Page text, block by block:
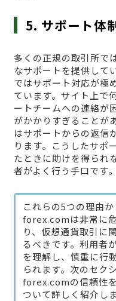
5. サポート体
多くの正規の取引所で
なサポートを提供し
ではサポート対応が極
ています。サイト上で
ートチームへの連絡が
がかかりすぎることが
はサポートからの返信
ります。こうしたサポ
たときに助けを得られ
者がよく行う手口です。
これらの5つの理由
forex.comは非常に
り、仮想通貨取引に
るべきです。利用者
を理解し、慎重に行
られます。次のセク
forex.comの信頼性
ついて詳しく紹介しま